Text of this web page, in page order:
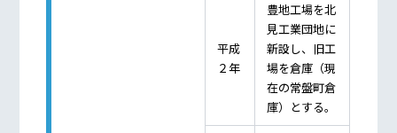
平成
２年
豊地工場を北
見工業団地に
新設し、旧工
場を倉庫（現
在の常盤町倉
庫）とする。